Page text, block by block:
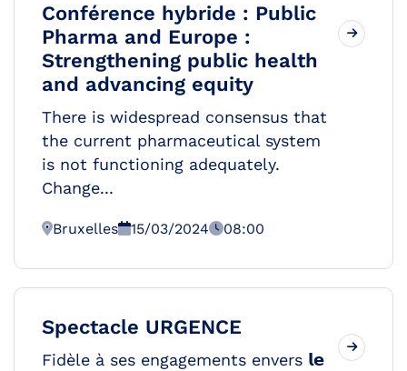
Conférence hybride : Public
Pharma and Europe :
Strengthening public health
and advancing equity
There is widespread consensus that
the current pharmaceutical system
is not functioning adequately.
Change...
Bruxelles 15/03/2024 08:00
Spectacle URGENCE
Fidèle à ses engagements envers 𝗹𝗲